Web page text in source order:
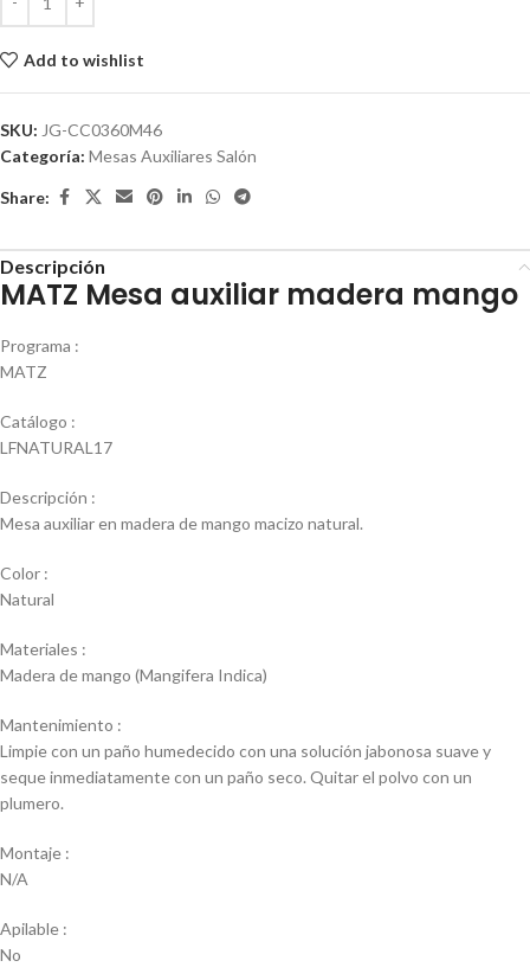
Add to wishlist
SKU: JG-CC0360M46
Categoría: Mesas Auxiliares Salón
Share:
Descripción
MATZ Mesa auxiliar madera mango
Programa :
MATZ
Catálogo :
LFNATURAL17
Descripción :
Mesa auxiliar en madera de mango macizo natural.
Color :
Natural
Materiales :
Madera de mango (Mangifera Indica)
Mantenimiento :
Limpie con un paño humedecido con una solución jabonosa suave y
seque inmediatamente con un paño seco. Quitar el polvo con un
plumero.
Montaje :
N/A
Apilable :
No